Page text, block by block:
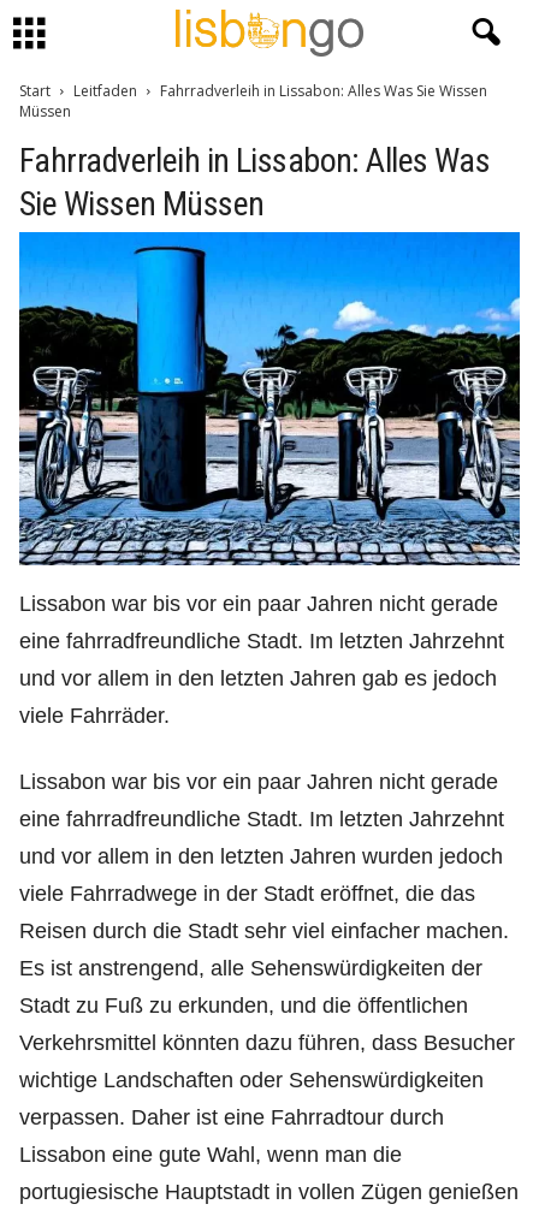
Start Leitfaden
Fahrradverleih in Lissabon: Alles Was Sie Wissen
Müssen
Fahrradverleih in Lissabon: Alles Was
Sie Wissen Müssen
Lissabon war bis vor ein paar Jahren nicht gerade
eine fahrradfreundliche Stadt. Im letzten Jahrzehnt
und vor allem in den letzten Jahren gab es jedoch
viele Fahrräder.
Lissabon war bis vor ein paar Jahren nicht gerade
eine fahrradfreundliche Stadt. Im letzten Jahrzehnt
und vor allem in den letzten Jahren wurden jedoch
viele Fahrradwege in der Stadt eröffnet, die das
Reisen durch die Stadt sehr viel einfacher machen.
Es ist anstrengend, alle Sehenswürdigkeiten der
Stadt zu Fuß zu erkunden, und die öffentlichen
Verkehrsmittel könnten dazu führen, dass Besucher
wichtige Landschaften oder Sehenswürdigkeiten
verpassen. Daher ist eine Fahrradtour durch
Lissabon eine gute Wahl, wenn man die
portugiesische Hauptstadt in vollen Zügen genießen